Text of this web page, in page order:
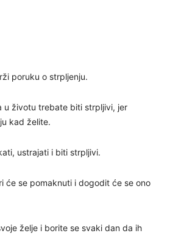
poruku o strpljenju.
u životu trebate biti strpljivi, jer
kad želite.
ustrajati i biti strpljivi.
će se pomaknuti i dogodit će se ono
želje i borite se svaki dan da ih